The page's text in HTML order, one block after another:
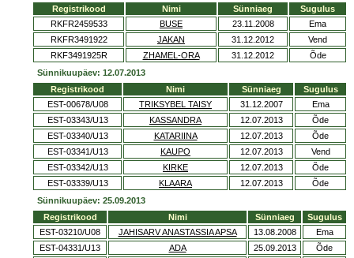
Registrikood
Nimi Sünniaeg
Sugulus
RKFR2459533
BUSE 23.11.2008
Ema
RKFR3491922
JAKAN 31.12.2012
Vend
RKF3491925R
ZHAMEL-ORA 31.12.2012
Õde
Sünnikuupäev: 12.07.2013
Registrikood
Nimi Sünniaeg
Sugulus
EST-00678/U08
TRIKSYBEL TAISY 31.12.2007
Ema
EST-03343/U13
KASSANDRA 12.07.2013
Õde
EST-03340/U13
KATARIINA 12.07.2013
Õde
EST-03341/U13
KAUPO 12.07.2013
Vend
EST-03342/U13
KIRKE 12.07.2013
Õde
EST-03339/U13
KLAARA 12.07.2013
Õde
Sünnikuupäev: 25.09.2013
Registrikood
Nimi Sünniaeg
Sugulus
EST-03210/U08
JAHISARV ANASTASSIA APSA 13.08.2008
Ema
EST-04331/U13
ADA 25.09.2013
Õde